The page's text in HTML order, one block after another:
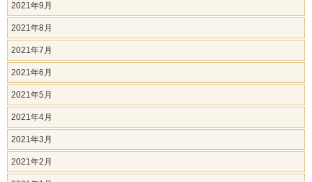
2021年9月
2021年8月
2021年7月
2021年6月
2021年5月
2021年4月
2021年3月
2021年2月